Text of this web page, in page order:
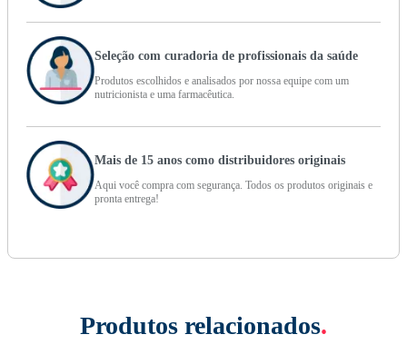
Seleção com curadoria de profissionais da saúde
Produtos escolhidos e analisados por nossa equipe com um
nutricionista e uma farmacêutica.
Mais de 15 anos como distribuidores originais
Aqui você compra com segurança. Todos os produtos originais e
pronta entrega!
Produtos relacionados.